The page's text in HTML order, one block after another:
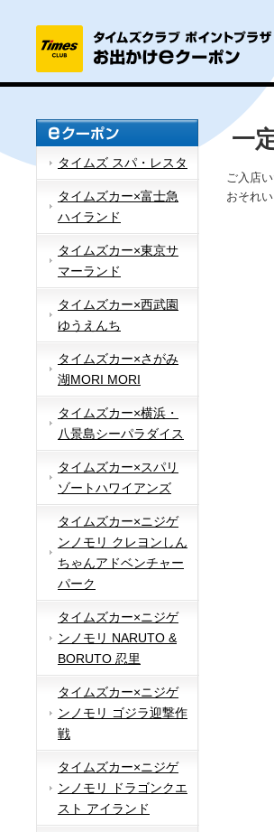
タイムズ スパ・レスタ
タイムズカー×富士急
ハイランド
タイムズカー×東京サ
マーランド
タイムズカー×西武園
ゆうえんち
タイムズカー×さがみ
湖MORI MORI
タイムズカー×横浜・
八景島シーパラダイス
タイムズカー×スパリ
ゾートハワイアンズ
タイムズカー×ニジゲ
ンノモリ クレヨンしん
ちゃんアドベンチャー
パーク
タイムズカー×ニジゲ
ンノモリ NARUTO &
BORUTO 忍里
タイムズカー×ニジゲ
ンノモリ ゴジラ迎撃作
戦
タイムズカー×ニジゲ
ンノモリ ドラゴンクエ
スト アイランド
一
ご入店
おそれ